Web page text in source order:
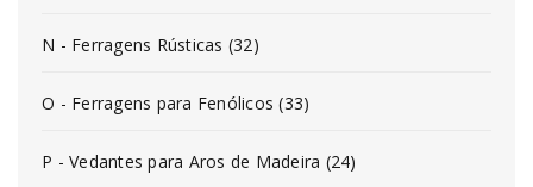
N - Ferragens Rústicas (32)
O - Ferragens para Fenólicos (33)
P - Vedantes para Aros de Madeira (24)